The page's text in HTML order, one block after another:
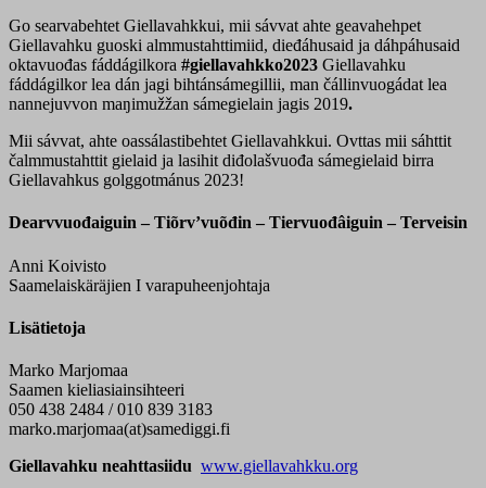
Go searvabehtet Giellavahkkui, mii sávvat ahte geavahehpet
Giellavahku guoski almmustahttimiid, dieđáhusaid ja dáhpáhusaid
oktavuođas fáddágilkora #giellavahkko2023 Giellavahku
fáddágilkor lea dán jagi bihtánsámegillii, man čállinvuogádat lea
nannejuvvon maŋimužžan sámegielain jagis 2019.
Mii sávvat, ahte oassálastibehtet Giellavahkkui. Ovttas mii sáhttit
čalmmustahttit gielaid ja lasihit diđolašvuođa sámegielaid birra
Giellavahkus golggotmánus 2023!
Dearvvuođaiguin – Tiõrvʼvuõđin – Tiervuođâiguin – Terveisin
Anni Koivisto
Saamelaiskäräjien I varapuheenjohtaja
Lisätietoja
Marko Marjomaa
Saamen kieliasiainsihteeri
050 438 2484 / 010 839 3183
marko.marjomaa(at)samediggi.fi
Giellavahku neahttasiidu www.giellavahkku.org